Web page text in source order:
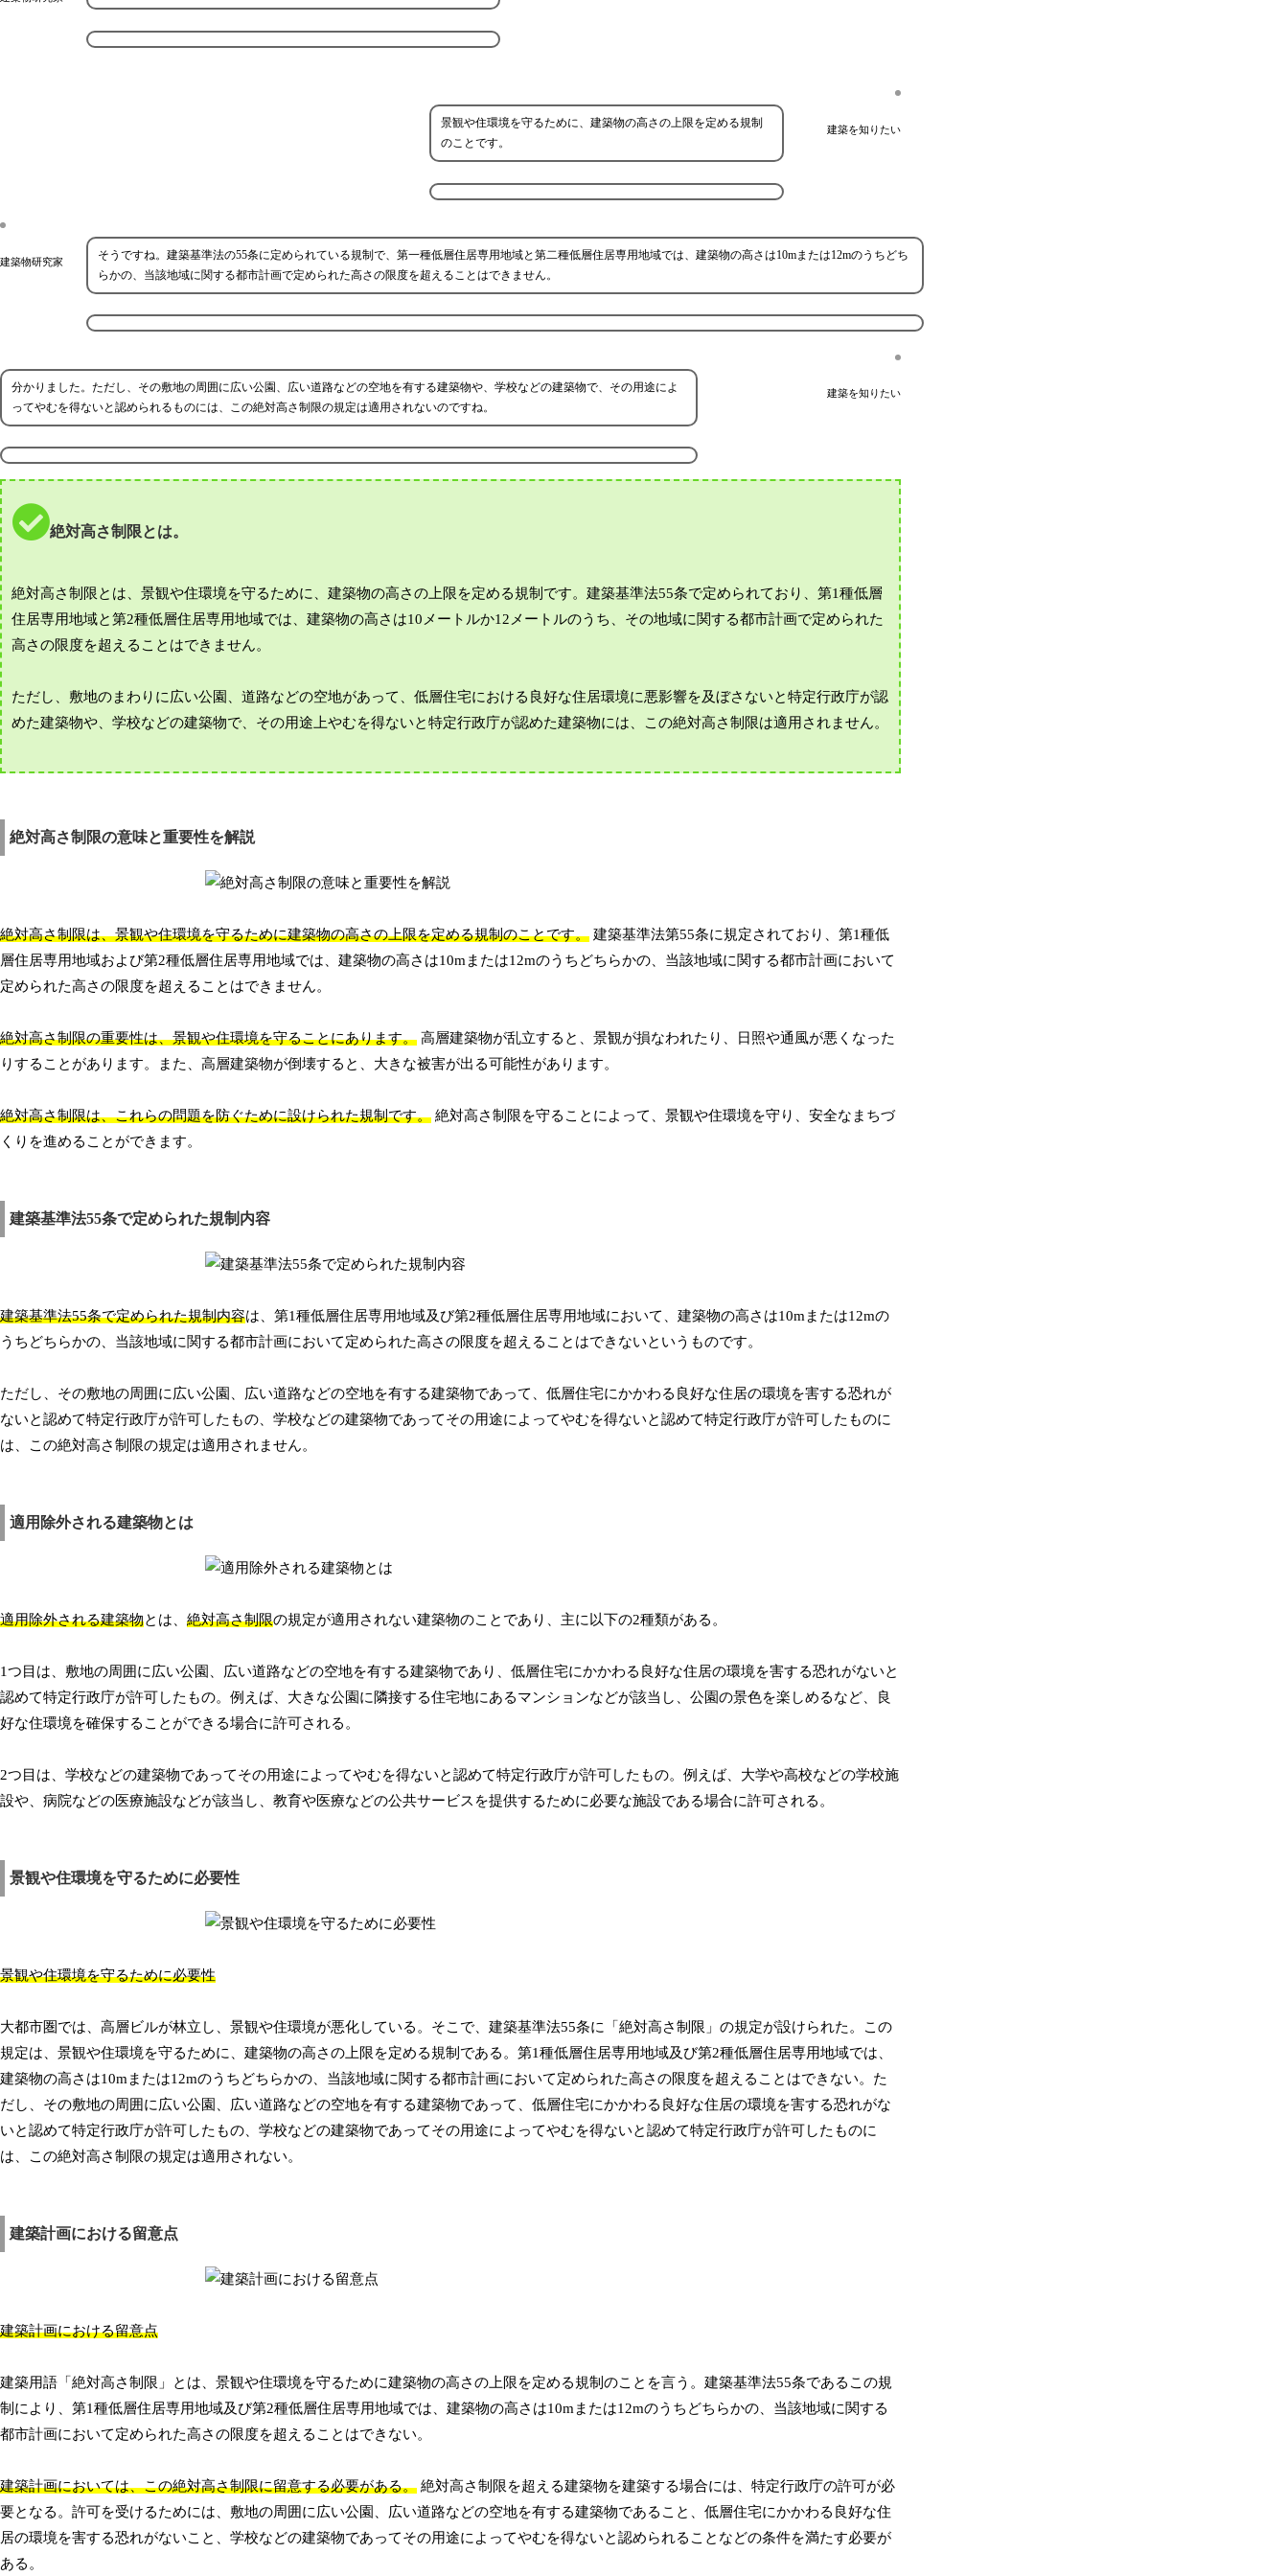
建築を知りたい
景観や住環境を守るために、建築物の高さの上限を定める規制
のことです。
建築物研究家
そうですね。建築基準法の55条に定められている規制で、第一種低層住居専用地域と第二種低層住居専用地域では、建築物の高さは10mまたは12mのうちどち
らかの、当該地域に関する都市計画で定められた高さの限度を超えることはできません。
建築を知りたい
分かりました。ただし、その敷地の周囲に広い公園、広い道路などの空地を有する建築物や、学校などの建築物で、その用途によ
ってやむを得ないと認められるものには、この絶対高さ制限の規定は適用されないのですね。
絶対高さ制限とは。
絶対高さ制限とは、景観や住環境を守るために、建築物の高さの上限を定める規制です。建築基準法55条で定められており、第1種低層
住居専用地域と第2種低層住居専用地域では、建築物の高さは10メートルか12メートルのうち、その地域に関する都市計画で定められた
高さの限度を超えることはできません。
ただし、敷地のまわりに広い公園、道路などの空地があって、低層住宅における良好な住居環境に悪影響を及ぼさないと特定行政庁が認
めた建築物や、学校などの建築物で、その用途上やむを得ないと特定行政庁が認めた建築物には、この絶対高さ制限は適用されません。
絶対高さ制限の意味と重要性を解説
絶対高さ制限は、景観や住環境を守るために建築物の高さの上限を定める規制のことです。 建築基準法第55条に規定されており、第1種低
層住居専用地域および第2種低層住居専用地域では、建築物の高さは10mまたは12mのうちどちらかの、当該地域に関する都市計画において
定められた高さの限度を超えることはできません。
絶対高さ制限の重要性は、景観や住環境を守ることにあります。 高層建築物が乱立すると、景観が損なわれたり、日照や通風が悪くなった
りすることがあります。また、高層建築物が倒壊すると、大きな被害が出る可能性があります。
絶対高さ制限は、これらの問題を防ぐために設けられた規制です。 絶対高さ制限を守ることによって、景観や住環境を守り、安全なまちづ
くりを進めることができます。
建築基準法55条で定められた規制内容
建築基準法55条で定められた規制内容は、第1種低層住居専用地域及び第2種低層住居専用地域において、建築物の高さは10mまたは12mの
うちどちらかの、当該地域に関する都市計画において定められた高さの限度を超えることはできないというものです。
ただし、その敷地の周囲に広い公園、広い道路などの空地を有する建築物であって、低層住宅にかかわる良好な住居の環境を害する恐れが
ないと認めて特定行政庁が許可したもの、学校などの建築物であってその用途によってやむを得ないと認めて特定行政庁が許可したものに
は、この絶対高さ制限の規定は適用されません。
適用除外される建築物とは
適用除外される建築物とは、 絶対高さ制限の規定が適用されない建築物のことであり、主に以下の2種類がある。
1つ目は、敷地の周囲に広い公園、広い道路などの空地を有する建築物であり、低層住宅にかかわる良好な住居の環境を害する恐れがないと
認めて特定行政庁が許可したもの。例えば、大きな公園に隣接する住宅地にあるマンションなどが該当し、公園の景色を楽しめるなど、良
好な住環境を確保することができる場合に許可される。
2つ目は、学校などの建築物であってその用途によってやむを得ないと認めて特定行政庁が許可したもの。例えば、大学や高校などの学校施
設や、病院などの医療施設などが該当し、教育や医療などの公共サービスを提供するために必要な施設である場合に許可される。
景観や住環境を守るために必要性
景観や住環境を守るために必要性
大都市圏では、高層ビルが林立し、景観や住環境が悪化している。そこで、建築基準法55条に「絶対高さ制限」の規定が設けられた。この
規定は、景観や住環境を守るために、建築物の高さの上限を定める規制である。第1種低層住居専用地域及び第2種低層住居専用地域では、
建築物の高さは10mまたは12mのうちどちらかの、当該地域に関する都市計画において定められた高さの限度を超えることはできない。た
だし、その敷地の周囲に広い公園、広い道路などの空地を有する建築物であって、低層住宅にかかわる良好な住居の環境を害する恐れがな
いと認めて特定行政庁が許可したもの、学校などの建築物であってその用途によってやむを得ないと認めて特定行政庁が許可したものに
は、この絶対高さ制限の規定は適用されない。
建築計画における留意点
建築計画における留意点
建築用語「絶対高さ制限」とは、景観や住環境を守るために建築物の高さの上限を定める規制のことを言う。建築基準法55条であるこの規
制により、第1種低層住居専用地域及び第2種低層住居専用地域では、建築物の高さは10mまたは12mのうちどちらかの、当該地域に関する
都市計画において定められた高さの限度を超えることはできない。
建築計画においては、この絶対高さ制限に留意する必要がある。 絶対高さ制限を超える建築物を建築する場合には、特定行政庁の許可が必
要となる。許可を受けるためには、敷地の周囲に広い公園、広い道路などの空地を有する建築物であること、低層住宅にかかわる良好な住
居の環境を害する恐れがないこと、学校などの建築物であってその用途によってやむを得ないと認められることなどの条件を満たす必要が
ある。